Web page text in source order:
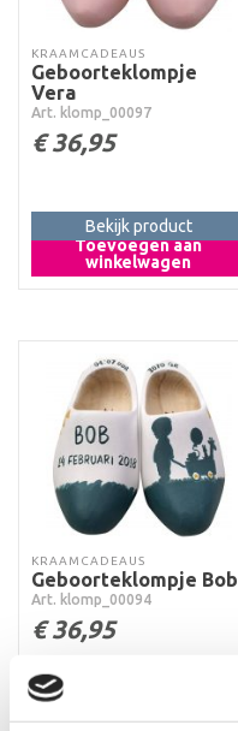
KRAAMCADEAUS
Geboorteklompje
Vera
Art. klomp_00097
€36,95
Toevoegen aan
winkelwagen
Bekijk product
KRAAMCADEAUS
Geboorteklompje Bob
Art. klomp_00094
€36,95